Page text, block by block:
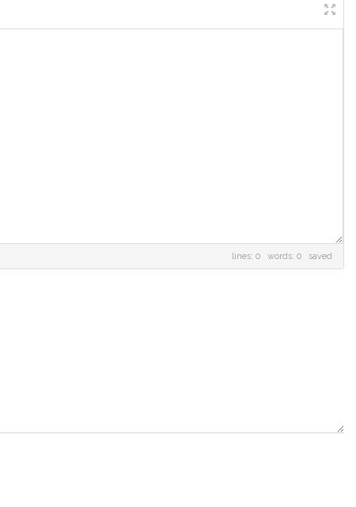
lines: 0 words: 0 saved